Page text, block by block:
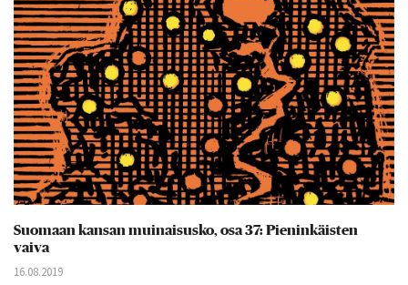
Suomaan kansan muinaisusko, osa 37: Pieninkäisten
vaiva
16.08.2019